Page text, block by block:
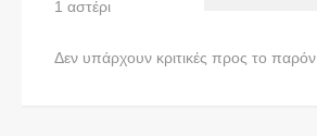
1 αστέρι
Δεν υπάρχουν κριτικές προς το παρόν